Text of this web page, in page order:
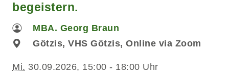
begeistern.
MBA. Georg Braun
Götzis, VHS Götzis, Online via Zoom
Mi. 30.09.2026, 15:00 - 18:00 Uhr